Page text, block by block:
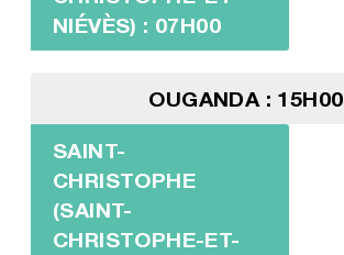
NIÉVÈS) : 07H00
OUGANDA : 15H00
SAINT-
CHRISTOPHE
(SAINT-
CHRISTOPHE-ET-